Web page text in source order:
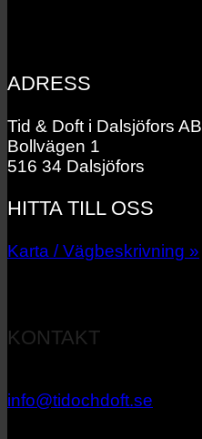
ADRESS
Tid & Doft i Dalsjöfors AB
Bollvägen 1
516 34 Dalsjöfors
HITTA TILL OSS
Karta / Vägbeskrivning »
KONTAKT
info@tidochdoft.se